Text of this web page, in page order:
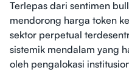
Terlepas dari sentimen
mendorong harga token
sektor perpetual
sistemik mendalam yang
oleh pengalokasi